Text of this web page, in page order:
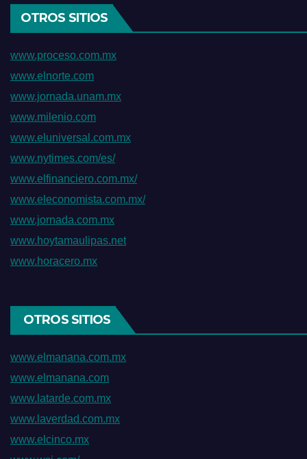
OTROS SITIOS
www.proceso.com.mx
www.elnorte.com
www.jornada.unam.mx
www.milenio.com
www.eluniversal.com.mx
www.nytimes.com/es/
www.elfinanciero.com.mx/
www.eleconomista.com.mx/
www.jornada.com.mx
www.hoytamaulipas.net
www.horacero.mx
OTROS SITIOS
www.elmanana.com.mx
www.elmanana.com
www.latarde.com.mx
www.laverdad.com.mx
www.elcinco.mx